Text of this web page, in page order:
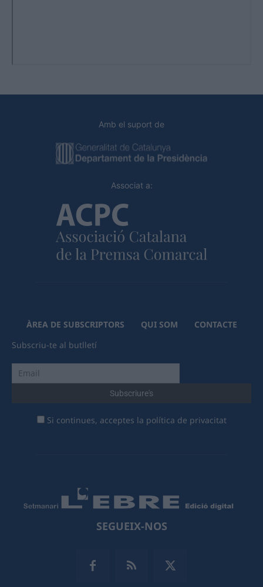
Amb el suport de
Associat a:
ÀREA DE SUBSCRIPTORS QUI SOM
CONTACTE
Subscriu-te al butlletí
Si continues, acceptes la política de privacitat
SEGUEIX-NOS